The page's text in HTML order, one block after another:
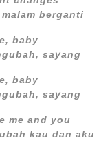
berganti
baby
sayang
baby
sayang
me and you
kau dan aku